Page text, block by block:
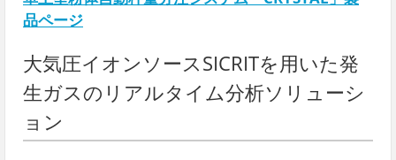
品ページ
大気圧イオンソースSICRITを用いた発
生ガスのリアルタイム分析ソリューシ
ョン